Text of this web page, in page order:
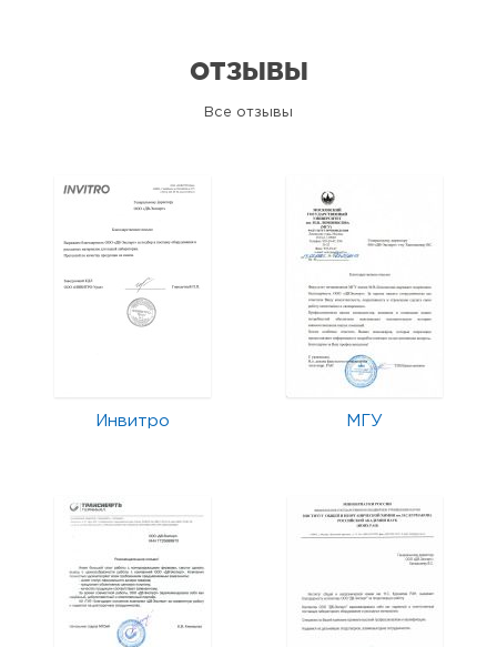
ОТЗЫВЫ
Все отзывы
Инвитро МГУ